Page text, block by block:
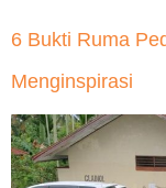
6 Bukti Ruma
Menginspirasi